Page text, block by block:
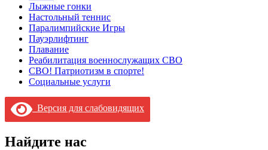
Лыжные гонки
Настольный теннис
Паралимпийские Игры
Пауэрлифтинг
Плавание
Реабилитация военнослужащих СВО
СВО! Патриотизм в спорте!
Социальные услуги
Версия для слабовидящих
Найдите нас